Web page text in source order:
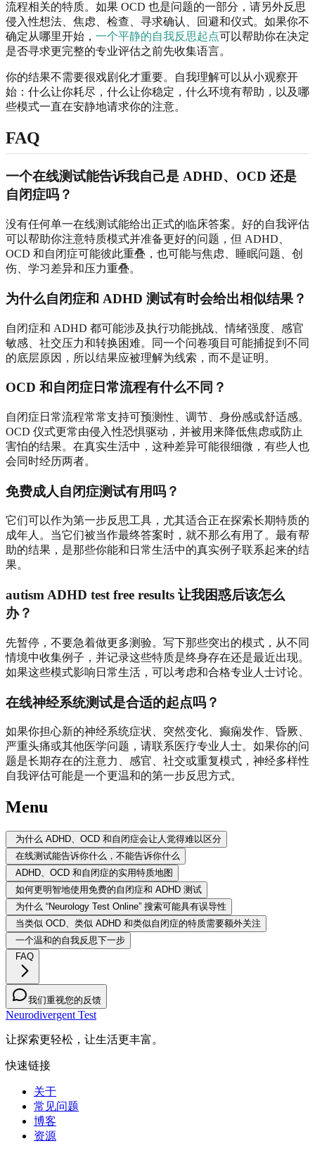
流程相关的特质。如果 OCD 也是问题的一部分，请另外反思
侵入性想法、焦虑、检查、寻求确认、回避和仪式。如果你不
确定从哪里开始， 一个平静的自我反思起点可以帮助你在决定
是否寻求更完整的专业评估之前先收集语言。
你的结果不需要很戏剧化才重要。自我理解可以从小观察开
始：什么让你耗尽，什么让你稳定，什么环境有帮助，以及哪
些模式一直在安静地请求你的注意。
FAQ
一个在线测试能告诉我自己是 ADHD、OCD 还是
自闭症吗？
没有任何单一在线测试能给出正式的临床答案。好的自我评估
可以帮助你注意特质模式并准备更好的问题，但 ADHD、
OCD 和自闭症可能彼此重叠，也可能与焦虑、睡眠问题、创
伤、学习差异和压力重叠。
为什么自闭症和 ADHD 测试有时会给出相似结果？
自闭症和 ADHD 都可能涉及执行功能挑战、情绪强度、感官
敏感、社交压力和转换困难。同一个问卷项目可能捕捉到不同
的底层原因，所以结果应被理解为线索，而不是证明。
OCD 和自闭症日常流程有什么不同？
自闭症日常流程常常支持可预测性、调节、身份感或舒适感。
OCD 仪式更常由侵入性恐惧驱动，并被用来降低焦虑或防止
害怕的结果。在真实生活中，这种差异可能很细微，有些人也
会同时经历两者。
免费成人自闭症测试有用吗？
它们可以作为第一步反思工具，尤其适合正在探索长期特质的
成年人。当它们被当作最终答案时，就不那么有用了。最有帮
助的结果，是那些你能和日常生活中的真实例子联系起来的结
果。
autism ADHD test free results 让我困惑后该怎么
办？
先暂停，不要急着做更多测验。写下那些突出的模式，从不同
情境中收集例子，并记录这些特质是终身存在还是最近出现。
如果这些模式影响日常生活，可以考虑和合格专业人士讨论。
在线神经系统测试是合适的起点吗？
如果你担心新的神经系统症状、突然变化、癫痫发作、昏厥、
严重头痛或其他医学问题，请联系医疗专业人士。如果你的问
题是长期存在的注意力、感官、社交或重复模式，神经多样性
自我评估可能是一个更温和的第一步反思方式。
Menu
为什么 ADHD、OCD 和自闭症会让人觉得难以区分
在线测试能告诉你什么，不能告诉你什么
ADHD、OCD 和自闭症的实用特质地图
如何更明智地使用免费的自闭症和 ADHD 测试
为什么 “Neurology Test Online” 搜索可能具有误导性
当类似 OCD、类似 ADHD 和类似自闭症的特质需要额外关注
一个温和的自我反思下一步
FAQ
我们重视您的反馈
Neurodivergent Test
让探索更轻松，让生活更丰富。
快速链接
关于
常见问题
博客
资源